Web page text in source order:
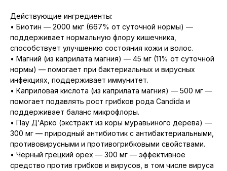
Действующие ингредиенты:
• Биотин — 2000 мкг (667% от суточной нормы) —
поддерживает нормальную флору кишечника,
способствует улучшению состояния кожи и волос.
• Магний (из каприлата магния) — 45 мг (11% от суточной
нормы) — помогает при бактериальных и вирусных
инфекциях, поддерживает иммунитет.
• Каприловая кислота (из каприлата магния) — 500 мг —
помогает подавлять рост грибков рода Candida и
поддерживает баланс микрофлоры.
• Пау Д’Арко (экстракт из коры муравьиного дерева) —
300 мг — природный антибиотик с антибактериальными,
противовирусными и противогрибковыми свойствами.
• Черный грецкий орех — 300 мг — эффективное
средство против грибков и вирусов, в том числе вируса